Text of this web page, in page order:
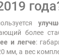
более
и легче:
мм, а вес